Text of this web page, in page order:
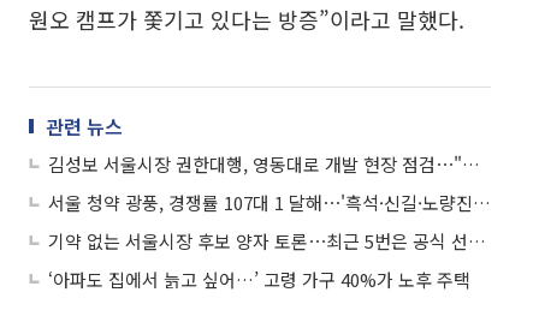
원오 캠프가 쫓기고 있다는 방증”이라고 말했다.
관련 뉴스
김성보 서울시장 권한대행, 영동대로 개발 현장 점검⋯"보강 안전관리 최우선"
서울 청약 광풍, 경쟁률 107대 1 달해⋯'흑석·신길·노량진' 상반기 분양 가세
기약 없는 서울시장 후보 양자 토론⋯최근 5번은 공식 선거 운동 전후 성사
‘아파도 집에서 늙고 싶어…’ 고령 가구 40%가 노후 주택